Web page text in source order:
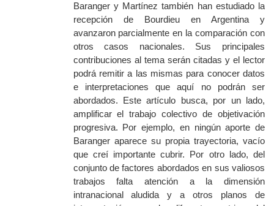
Baranger y Martínez también han estudiado la
recepción de Bourdieu en Argentina y
avanzaron parcialmente en la comparación con
otros casos nacionales. Sus principales
contribuciones al tema serán citadas y el lector
podrá remitir a las mismas para conocer datos
e interpretaciones que aquí no podrán ser
abordados. Este artículo busca, por un lado,
amplificar el trabajo colectivo de objetivación
progresiva. Por ejemplo, en ningún aporte de
Baranger aparece su propia trayectoria, vacío
que creí importante cubrir. Por otro lado, del
conjunto de factores abordados en sus valiosos
trabajos falta atención a la dimensión
intranacional aludida y a otros planos de